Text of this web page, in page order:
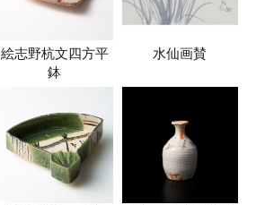
絵志野杭文四方平
鉢
水仙画賛